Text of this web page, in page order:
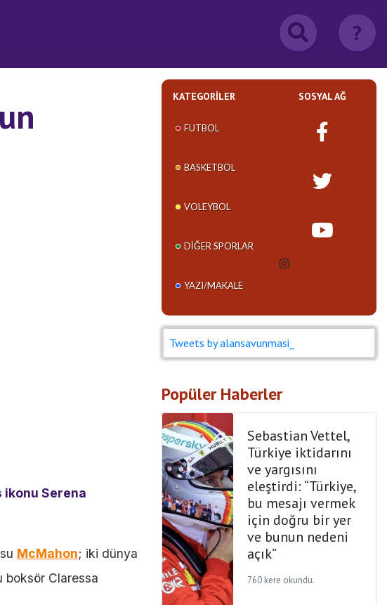
?
ikonu Serena
McMahon; iki dünya
boksör Claressa
KATEGORILER
FUTBOL
BASKETBOL
VOLEYBOL
DIĞER SPORLAR
YAZI/MAKALE
SOSYAL AĞ
Tweets by alansavunmasi_
Popüler Haberler
Sebastian Vettel,
Türkiye iktidarını
ve yargısını
eleştirdi: “Türkiye,
bu mesajı vermek
için doğru bir yer
ve bunun nedeni
açık”
760 kere okundu.